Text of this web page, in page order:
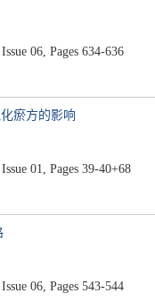
06, Pages 634-636
瘀方的影响
01, Pages 39-40+68
06, Pages 543-544